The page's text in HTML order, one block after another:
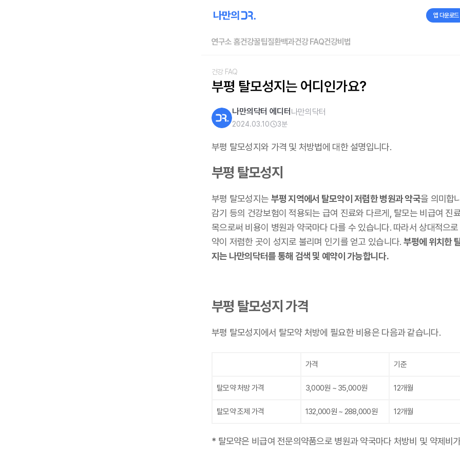
앱 다운로드
연구소 홈건강꿀팁질환백과건강 FAQ건강비법
건강 FAQ
부평 탈모성지는 어디인가요?
나만의닥터 에디터 나만의닥터
2024.03.10 3분
부평 탈모성지와 가격 및 처방법에 대한 설명입니다.
부평 탈모성지
부평 탈모성지는 부평 지역에서 탈모약이 저렴한 병원과 약국을 의미합
감기 등의 건강보험이 적용되는 급여 진료와 다르게, 탈모는 비급여 진
목으로써 비용이 병원과 약국마다 다를 수 있습니다. 따라서 상대적으
약이 저렴한 곳이 성지로 불리며 인기를 얻고 있습니다. 부평에 위치한
지는 나만의닥터를 통해 검색 및 예약이 가능합니다.
부평 탈모성지 가격
부평 탈모성지에서 탈모약 처방에 필요한 비용은 다음과 같습니다.
가격 기준
탈모약 처방 가격 3,000원 ~ 35,000원 12개월
탈모약 조제 가격 132,000원 ~ 288,000원 12개월
* 탈모약은 비급여 전문의약품으로 병원과 약국마다 처방비 및 약제비